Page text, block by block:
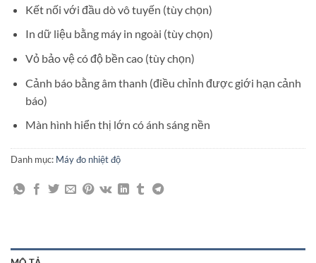
Kết nối với đầu dò vô tuyến (tùy chọn)
In dữ liệu bằng máy in ngoài (tùy chọn)
Vỏ bảo vệ có độ bền cao (tùy chọn)
Cảnh báo bằng âm thanh (điều chỉnh được giới hạn cảnh
báo)
Màn hình hiển thị lớn có ánh sáng nền
Danh mục: Máy đo nhiệt độ